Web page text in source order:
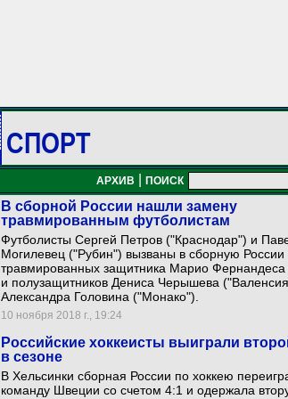
СПОРТ
АРХИВ ПОИСК
В сборной России нашли замену
травмированным футболистам
Футболисты Сергей Петров ("Краснодар") и
Могилевец ("Рубин") вызваны в сборную России
травмированных защитника Марио
и полузащитников Дениса Черышева
Александра Головина ("Монако").
10 ноября 2018 г., 19:24
Российские хоккеисты выиграли
в сезоне
В Хельсинки сборная России по хоккею
команду Швеции со счетом 4:1 и одержала